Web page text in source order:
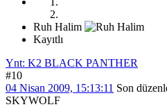
Ruh Halim
Kayıtlı
Ynt: K2 BLACK PANTHER
#10
04 Nisan 2009, 15:13:11 Son
SKYWOLF